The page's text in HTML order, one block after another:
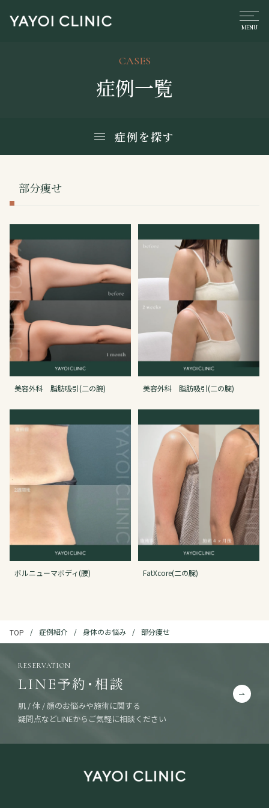
CASES
症例一覧
症例を探す
部分痩せ
美容外科 脂肪吸引(二の腕) 美容外科 脂肪吸引(二の腕)
ボルニューマボディ(腰) FatXcore(二の腕)
TOP 症例紹介 身体のお悩み 部分痩せ
LINE予約・相談
RESERVATION
肌 / 体 / 顔のお悩みや施術に関する
疑問点などLINEからご気軽に相談ください